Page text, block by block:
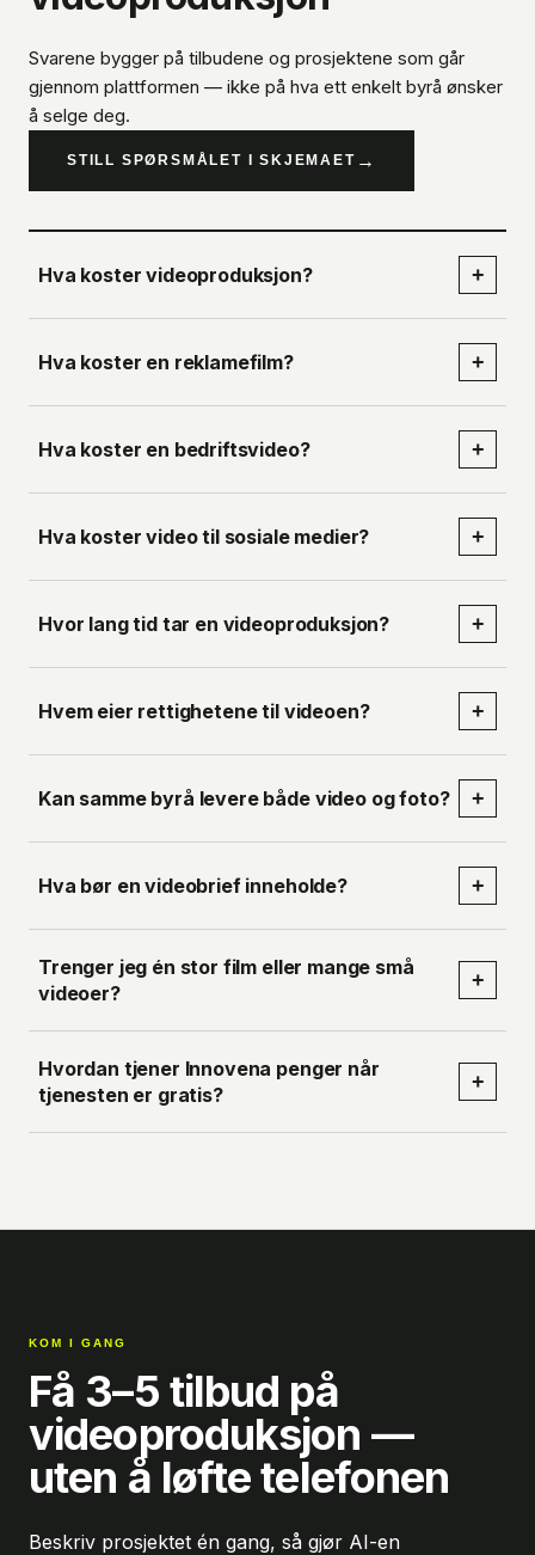
Svarene bygger på tilbudene og prosjektene som går
gjennom plattformen — ikke på hva ett enkelt byrå ønsker
å selge deg.
STILL SPØRSMÅLET I SKJEMAET →
Hva koster videoproduksjon? +
Hva koster en reklamefilm? +
Hva koster en bedriftsvideo? +
Hva koster video til sosiale medier? +
Hvor lang tid tar en videoproduksjon? +
Hvem eier rettighetene til videoen? +
Kan samme byrå levere både video og foto? +
Hva bør en videobrief inneholde? +
Trenger jeg én stor film eller mange små
videoer?
+
Hvordan tjener Innovena penger når
tjenesten er gratis?
+
KOM I GANG
Få 3–5 tilbud på
videoproduksjon —
uten å løfte telefonen
Beskriv prosjektet én gang, så gjør AI-en